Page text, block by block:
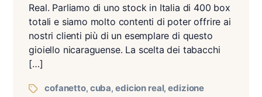
Real. Parliamo di uno stock in Italia di 400 box
totali e siamo molto contenti di poter offrire ai
nostri clienti più di un esemplare di questo
gioiello nicaraguense. La scelta dei tabacchi
[…]
cofanetto, cuba,edicion real,edizione